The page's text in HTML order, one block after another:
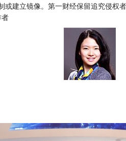
或建立镜像。第一财经保留追究侵权